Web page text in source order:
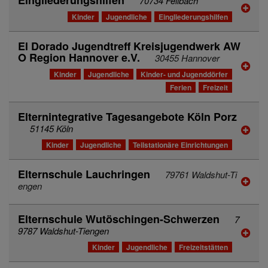
Kinder Jugendliche Eingliederungshilfen
El Dorado Jugendtreff Kreisjugendwerk AW
O Region Hannover e.V. 30455 Hannover
Kinder Jugendliche
Kinder- und Jugenddörfer
Ferien
Freizeit
Elternintegrative Tagesangebote Köln Porz
51145 Köln
Kinder Jugendliche Teilstationäre Einrichtungen
Elternschule Lauchringen
79761 Waldshut-Ti
engen
Elternschule Wutöschingen-Schwerzen
7
9787 Waldshut-Tiengen
Kinder Jugendliche Freizeitstätten